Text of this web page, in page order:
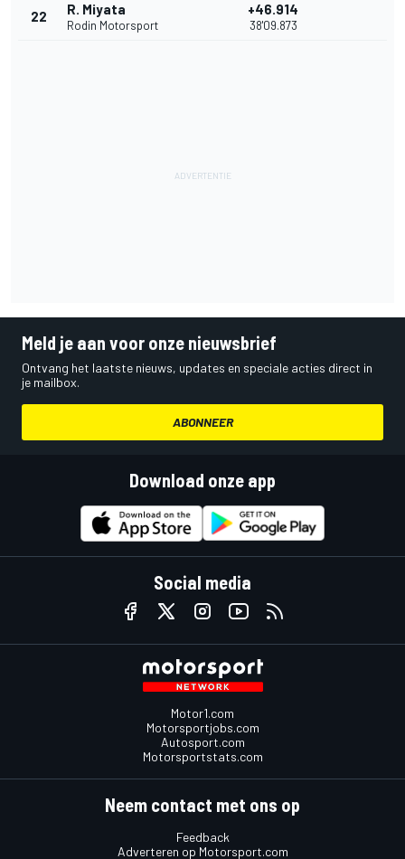
22 R. Miyata
Rodin Motorsport
+46.914
38'09.873
Meld je aan voor onze nieuwsbrief
Ontvang het laatste nieuws, updates en speciale acties direct in
je mailbox.
ABONNEER
Download onze app
Social media
Motor1.com
Motorsportjobs.com
Autosport.com
Motorsportstats.com
Neem contact met ons op
Feedback
Adverteren op Motorsport.com